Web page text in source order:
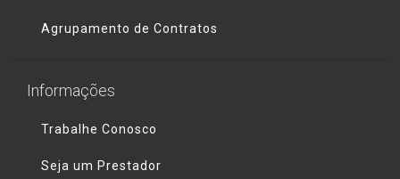
Agrupamento de Contratos
Informações
Trabalhe Conosco
Seja um Prestador